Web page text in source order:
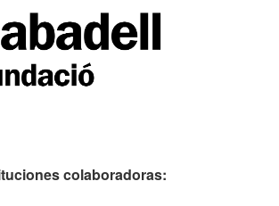
colaboradoras: